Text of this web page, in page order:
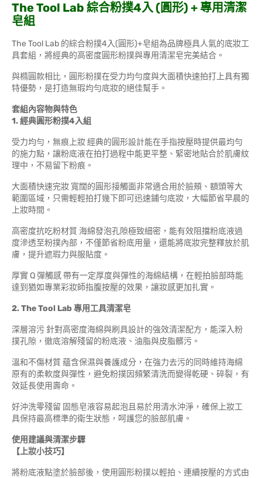
The Tool Lab 綜合粉撲4入 (圓形) + 專用清潔
皂組
The Tool Lab 的綜合粉撲4入(圓形)+皂組為品牌極具人氣的底妝工
具套組，將經典的高密度圓形粉撲與專用清潔皂完美結合。
與橢圓款相比，圓形粉撲在受力均勻度與大面積快速拍打上具有獨
特優勢，是打造無瑕均勻底妝的絕佳幫手。
套組內容物與特色
1. 經典圓形粉撲4入組
受力均勻，無痕上妝 經典的圓形設計能在手指按壓時提供最均勻
的施力點，讓粉底液在拍打過程中能更平整、緊密地貼合於肌膚紋
理中，不易留下粉痕。
大面積快速完妝 寬闊的圓形接觸面非常適合用於臉頰、額頭等大
範圍區域，只需輕輕拍打幾下即可迅速鋪勻底妝，大幅節省早晨的
上妝時間。
高密度抗吃粉材質 海綿發泡孔隙極致細密，能有效阻擋粉底液過
度滲透至粉撲內部，不僅節省粉底用量，還能將底妝完整釋放於肌
膚，提升遮瑕力與服貼度。
厚實 Q 彈觸感 帶有一定厚度與彈性的海綿結構，在輕拍臉部時能
達到猶如專業彩妝師指腹按壓的效果，讓妝感更加扎實。
2. The Tool Lab 專用工具清潔皂
深層溶污 針對高密度海綿與刷具設計的強效清潔配方，能深入粉
撲孔隙，徹底溶解殘留的粉底液、油脂與皮脂髒污。
溫和不傷材質 蘊含保濕與養護成分，在強力去污的同時維持海綿
原有的柔軟度與彈性，避免粉撲因頻繁清洗而變得乾硬、碎裂，有
效延長使用壽命。
好沖洗零殘留 固態皂液容易起泡且易於用清水沖淨，確保上妝工
具保持最高標準的衛生狀態，呵護您的臉部肌膚。
使用建議與清潔步驟
【上妝小技巧】
將粉底液點塗於臉部後，使用圓形粉撲以輕拍、連續按壓的方式由